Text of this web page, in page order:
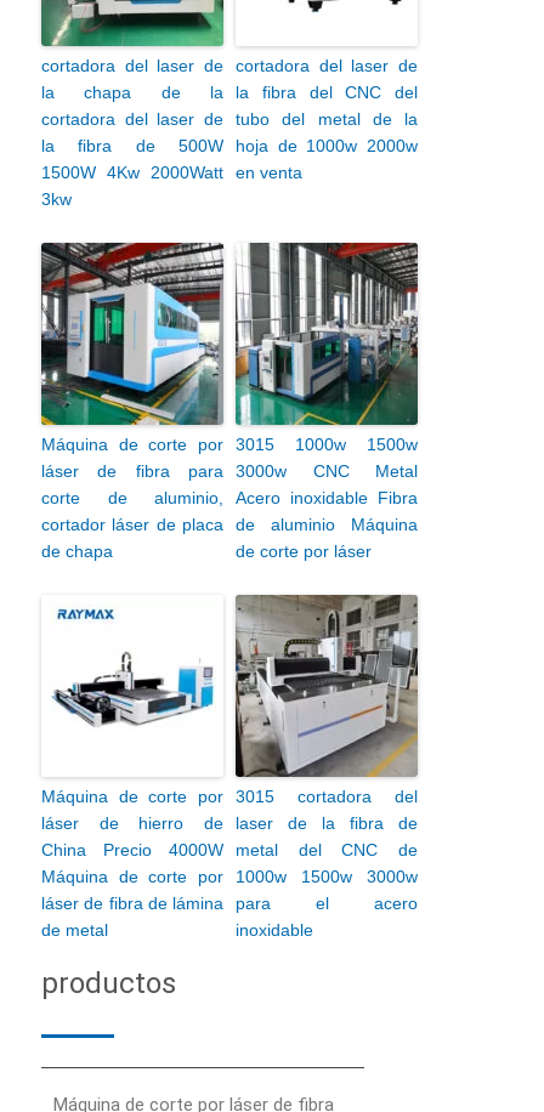
cortadora del laser de
la chapa de la
cortadora del laser de
la fibra de 500W
1500W 4Kw 2000Watt
3kw
cortadora del laser de
la fibra del CNC del
tubo del metal de la
hoja de 1000w 2000w
en venta
Máquina de corte por
láser de fibra para
corte de aluminio,
cortador láser de placa
de chapa
3015 1000w 1500w
3000w CNC Metal
Acero inoxidable Fibra
de aluminio Máquina
de corte por láser
Máquina de corte por
láser de hierro de
China Precio 4000W
Máquina de corte por
láser de fibra de lámina
de metal
3015 cortadora del
laser de la fibra de
metal del CNC de
1000w 1500w 3000w
para el acero
inoxidable
productos
Máquina de corte por láser de fibra